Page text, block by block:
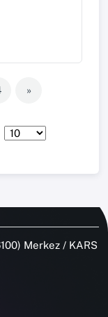
»
Merkez / KARS